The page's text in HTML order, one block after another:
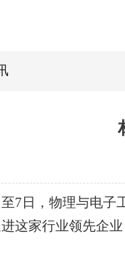
7日，物理与电子
这家行业领先企